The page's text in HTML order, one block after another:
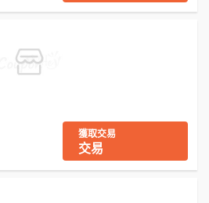
獲取交易
交易